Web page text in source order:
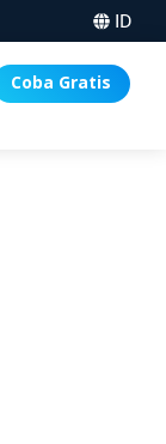
ID
Coba Gratis